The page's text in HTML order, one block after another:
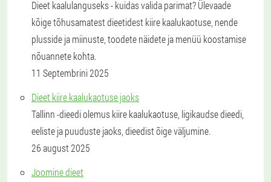
Dieet kaalulanguseks - kuidas valida parimat? Ülevaade
kõige tõhusamatest dieetidest kiire kaalukaotuse, nende
plusside ja miinuste, toodete näidete ja menüü koostamise
nõuannete kohta.
11 Septembrini 2025
Dieet kiire kaalukaotuse jaoks
Tallinn -dieedi olemus kiire kaalukaotuse, ligikaudse dieedi,
eeliste ja puuduste jaoks, dieedist õige väljumine.
26 august 2025
Joomine dieet